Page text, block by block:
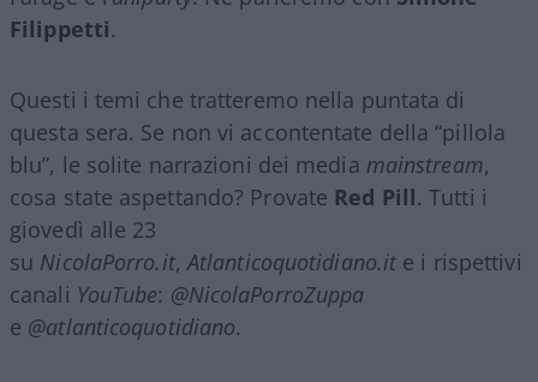
Filippetti.
Questi i temi che tratteremo nella puntata di
questa sera. Se non vi accontentate della “pillola
blu”, le solite narrazioni dei media mainstream,
cosa state aspettando? Provate Red Pill. Tutti i
giovedì alle 23
su NicolaPorro.it,Atlanticoquotidiano.it e i rispettivi
canali YouTube: @NicolaPorroZuppa
e @atlanticoquotidiano.